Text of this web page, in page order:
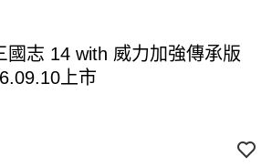
國志 14 with 威力加強傳承版
上市